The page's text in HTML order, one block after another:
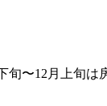
旬〜12月上旬は